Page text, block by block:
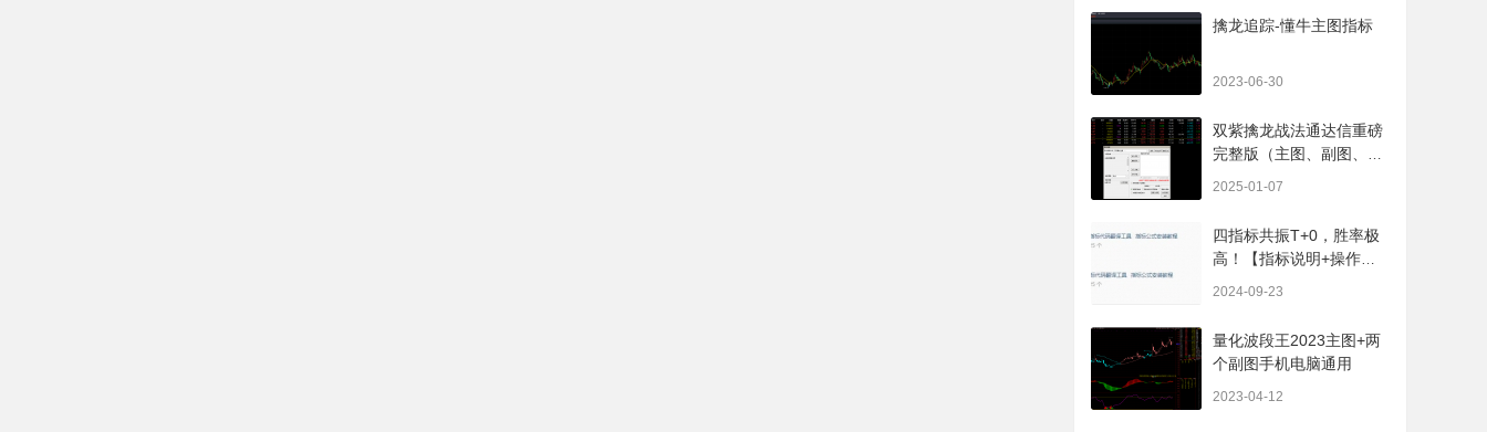
擒龙追踪-懂牛主图指标
2023-06-30
双紫擒龙战法通达信重磅
完整版（主图、副图、排
2025-01-07
四指标共振T+0，胜率极
高！【指标说明+操作方
2024-09-23
量化波段王2023主图+两
个副图手机电脑通用
2023-04-12